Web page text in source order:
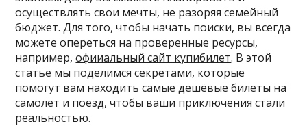
осуществлять свои мечты, не разоряя семейный
бюджет. Для того, чтобы начать поиски, вы всегда
можете опереться на проверенные ресурсы,
например,офииальный сайт купибилет. В этой
статье мы поделимся секретами, которые
помогут вам находить самые дешёвые билеты на
самолёт и поезд, чтобы ваши приключения стали
реальностью.